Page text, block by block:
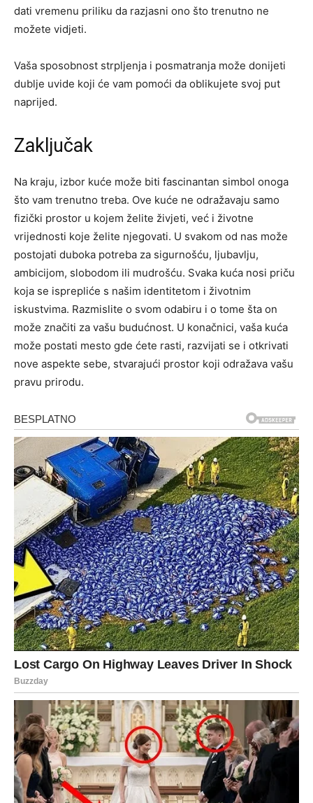
dati vremenu priliku da razjasni ono što trenutno ne
možete vidjeti.
Vaša sposobnost strpljenja i posmatranja može donijeti
dublje uvide koji će vam pomoći da oblikujete svoj put
naprijed.
Zaključak
Na kraju, izbor kuće može biti fascinantan simbol onoga
što vam trenutno treba. Ove kuće ne odražavaju samo
fizički prostor u kojem želite živjeti, već i životne
vrijednosti koje želite njegovati. U svakom od nas može
postojati duboka potreba za sigurnošću, ljubavlju,
ambicijom, slobodom ili mudrošću. Svaka kuća nosi priču
koja se isprepliće s našim identitetom i životnim
iskustvima. Razmislite o svom odabiru i o tome šta on
može značiti za vašu budućnost. U konačnici, vaša kuća
može postati mesto gde ćete rasti, razvijati se i otkrivati
nove aspekte sebe, stvarajući prostor koji odražava vašu
pravu prirodu.